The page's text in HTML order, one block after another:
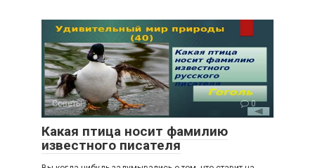
Советы 0
Какая птица носит фамилию
известного писателя